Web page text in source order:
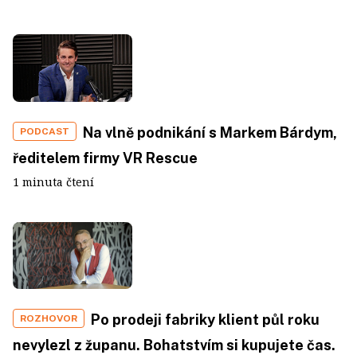
PODCAST
Na vlně podnikání s Markem Bárdym,
ředitelem firmy VR Rescue
1 minuta čtení
ROZHOVOR
Po prodeji fabriky klient půl roku
nevylezl z županu. Bohatstvím si kupujete čas.